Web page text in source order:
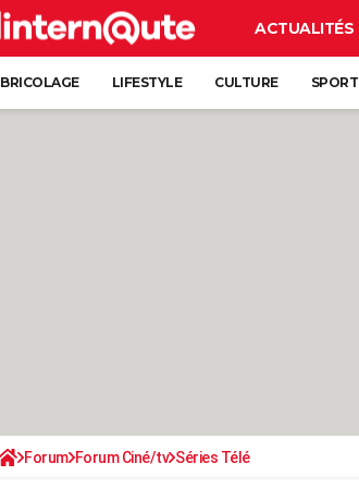
ACTUALITÉS
BRICOLAGE LIFESTYLE CULTURE SPORT
Forum Forum Ciné/tv Séries Télé